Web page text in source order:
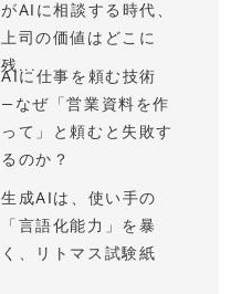
がAIに相談する時代、
上司の価値はどこに
残...
AIに仕事を頼む技術
—なぜ「営業資料を作
って」と頼むと失敗す
るのか？
生成AIは、使い手の
「言語化能力」を暴
く、リトマス試験紙